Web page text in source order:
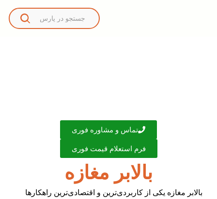
تماس و مشاوره فوری
فرم استعلام قیمت فوری
بالابر مغازه
بالابر مغازه یکی از کاربردی‌ترین و اقتصادی‌ترین راهکارها